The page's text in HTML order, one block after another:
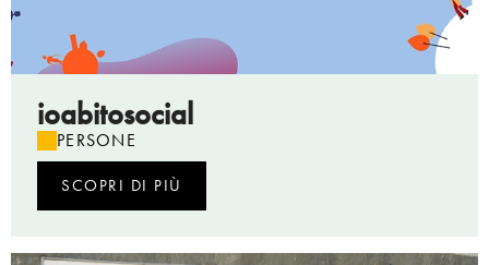
ioabitosocial
PERSONE
SCOPRI DI PIÙ